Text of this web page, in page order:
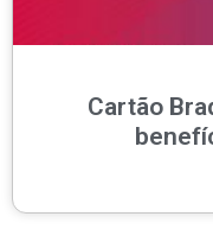
Cartão